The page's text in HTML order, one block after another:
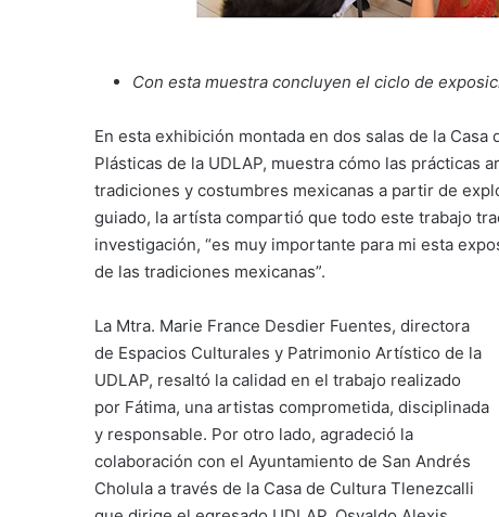
Con esta muestra concluyen el ciclo de
En esta exhibición montada en dos salas de la
Plásticas de la UDLAP, muestra cómo las prácticas
tradiciones y costumbres mexicanas a partir de
guiado, la artísta compartió que todo este trabajo
investigación, “es muy importante para mi esta
de las tradiciones mexicanas”.
La Mtra. Marie France Desdier Fuentes, directora
de Espacios Culturales y Patrimonio Artístico de la
UDLAP, resaltó la calidad en el trabajo realizado
por Fátima, una artistas comprometida, disciplinada
y responsable. Por otro lado, agradeció la
colaboración con el Ayuntamiento de San Andrés
Cholula a través de la Casa de Cultura Tlenezcalli